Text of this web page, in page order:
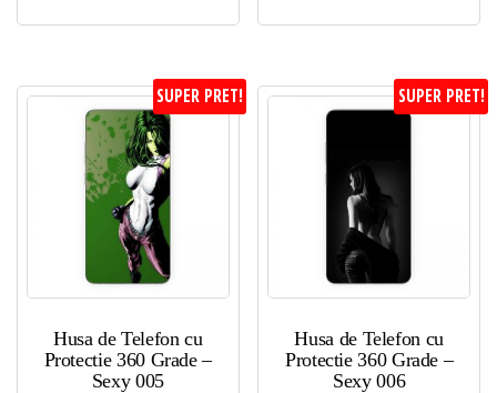
SUPER PRET!
Husa de Telefon cu
Protectie 360 Grade –
Sexy 005
SUPER PRET!
Husa de Telefon cu
Protectie 360 Grade –
Sexy 006